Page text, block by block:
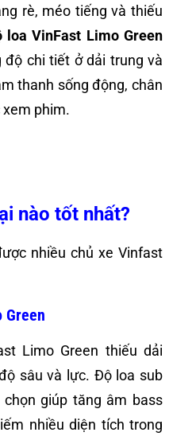
rè, méo tiếng và thiếu
loa VinFast Limo Green
độ chi tiết ở dải trung và
thanh sống động, chân
phim.
nào tốt nhất?
nhiều chủ xe Vinfast
Green
Limo Green thiếu dải
sâu và lực. Độ loa sub
giúp tăng âm bass
nhiều diện tích trong